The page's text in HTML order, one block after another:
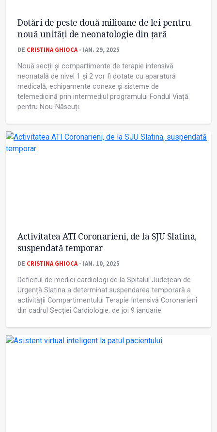
Dotări de peste două milioane de lei pentru
nouă unități de neonatologie din țară
DE CRISTINA GHIOCA- IAN. 29, 2025
Nouă secții și compartimente de terapie intensivă
neonatală de nivel 1 și 2 vor fi dotate cu aparatură
medicală, echipamente conexe și sisteme de
telemedicină prin intermediul programului Fondul Viață
pentru Nou-Născuți.
Activitatea ATI Coronarieni, de la SJU Slatina,
suspendată temporar
DE CRISTINA GHIOCA- IAN. 10, 2025
Deficitul de medici cardiologi de la Spitalul Județean de
Urgență Slatina a determinat suspendarea temporară a
activității Compartimentului Terapie Intensivă Coronarieni
din cadrul Secției Cardiologie, de joi 9 ianuarie.